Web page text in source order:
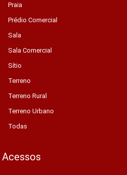
Praia
Prédio Comercial
Sala
Sala Comercial
Sítio
Terreno
Terreno Rural
Terreno Urbano
Todas
Acessos